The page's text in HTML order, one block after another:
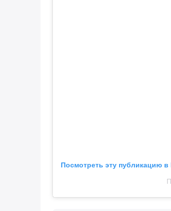
Посмотреть эту публикацию в